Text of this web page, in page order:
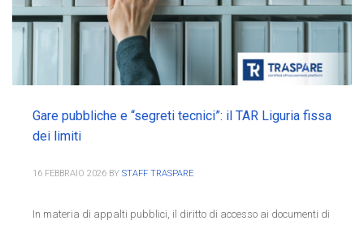
Gare pubbliche e “segreti tecnici”: il TAR Liguria fissa
dei limiti
16 FEBBRAIO 2026 BY STAFF TRASPARE
In materia di appalti pubblici, il diritto di accesso ai documenti di